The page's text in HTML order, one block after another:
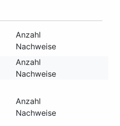
Anzahl
Nachweise
Anzahl
Nachweise
Anzahl
Nachweise